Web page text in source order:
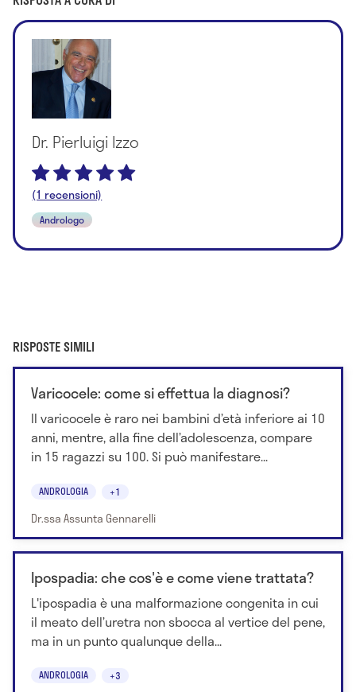
Dr. Pierluigi Izzo
(1 recensioni)
Andrologo
RISPOSTE SIMILI
Varicocele: come si effettua la diagnosi?
Il varicocele è raro nei bambini d’età inferiore ai 10
anni, mentre, alla fine dell’adolescenza, compare
in 15 ragazzi su 100. Si può manifestare...
ANDROLOGIA +1
Dr.ssa Assunta Gennarelli
Ipospadia: che cos'è e come viene trattata?
L'ipospadia è una malformazione congenita in cui
il meato dell’uretra non sbocca al vertice del pene,
ma in un punto qualunque della...
ANDROLOGIA +3